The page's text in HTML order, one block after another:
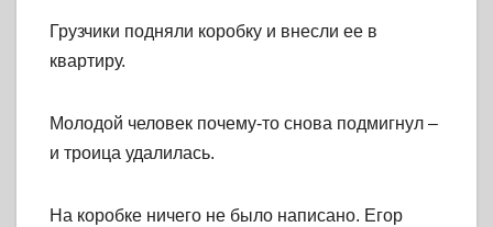
Грузчики подняли коробку и внесли ее в
квартиру.
Молодой человек почему-то снова подмигнул –
и троица удалилась.
На коробке ничего не было написано. Егор